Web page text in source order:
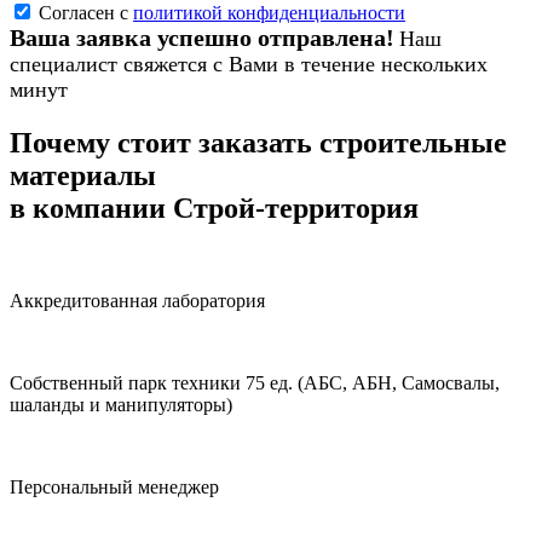
Согласен с политикой конфиденциальности
Ваша заявка успешно отправлена! Наш
специалист свяжется с Вами в течение нескольких
минут
Почему стоит заказать строительные
материалы
в компании Строй-территория
Аккредитованная лаборатория
Собственный парк техники 75 ед. (АБС, АБН, Самосвалы,
шаланды и манипуляторы)
Персональный менеджер